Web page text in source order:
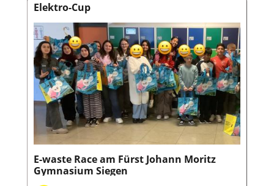
Elektro-Cup
E-waste Race am Fürst Johann Moritz
Gymnasium Siegen